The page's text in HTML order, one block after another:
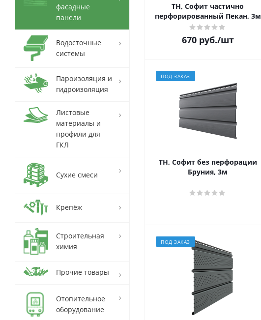
ТН, Софит частично
перфорированный Пекан, 3м
670руб./шт
ПОД ЗАКАЗ
ТН, Софит без перфорации
Бруния, 3м
ПОД ЗАКАЗ
фасадные
панели
Водосточные
системы
Пароизоляция и
гидроизоляция
Листовые
материалы и
профили для
ГКЛ
Сухие смеси
Крепёж
Строительная
химия
Прочие товары
Отопительное
оборудование